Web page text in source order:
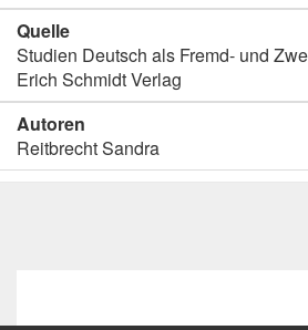
Quelle
Studien Deutsch als Fremd- und
Erich Schmidt Verlag
Autoren
Reitbrecht Sandra